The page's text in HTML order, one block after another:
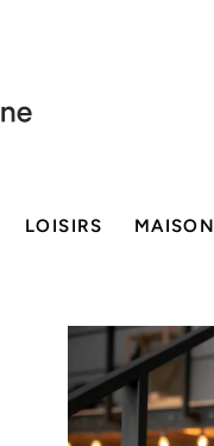
LOISIRS MAISON